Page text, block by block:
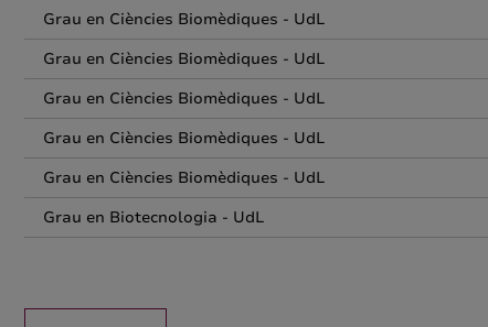
Grau en Ciències Biomèdiques - UdL
Grau en Ciències Biomèdiques - UdL
Grau en Ciències Biomèdiques - UdL
Grau en Ciències Biomèdiques - UdL
Grau en Ciències Biomèdiques - UdL
Grau en Biotecnologia - UdL